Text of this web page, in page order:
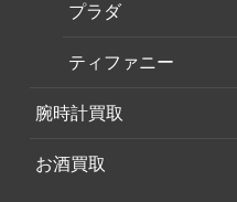
プラダ
ティファニー
腕時計買取
お酒買取